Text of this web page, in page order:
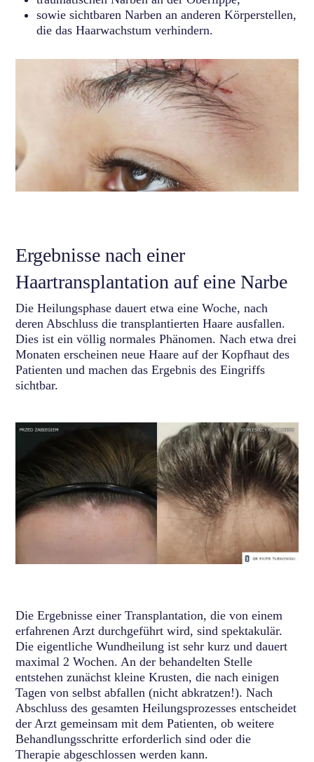
sowie sichtbaren Narben an anderen Körperstellen,
die das Haarwachstum verhindern.
Ergebnisse nach einer
Haartransplantation auf eine Narbe
Die Heilungsphase dauert etwa eine Woche, nach
deren Abschluss die transplantierten Haare ausfallen.
Dies ist ein völlig normales Phänomen. Nach etwa drei
Monaten erscheinen neue Haare auf der Kopfhaut des
Patienten und machen das Ergebnis des Eingriffs
sichtbar.
Die Ergebnisse einer Transplantation, die von einem
erfahrenen Arzt durchgeführt wird, sind spektakulär.
Die eigentliche Wundheilung ist sehr kurz und dauert
maximal 2 Wochen. An der behandelten Stelle
entstehen zunächst kleine Krusten, die nach einigen
Tagen von selbst abfallen (nicht abkratzen!). Nach
Abschluss des gesamten Heilungsprozesses entscheidet
der Arzt gemeinsam mit dem Patienten, ob weitere
Behandlungsschritte erforderlich sind oder die
Therapie abgeschlossen werden kann.